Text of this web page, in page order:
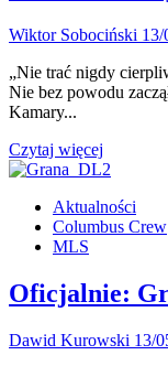
Wiktor Sobociński 13/
„Nie trać nigdy
Nie bez powodu
Kamary...
Czytaj więcej
się
o
Sierra
Leone
Aktualności
Columbus Crew
MLS
Oficjalnie:
Dawid Kurowski 13/